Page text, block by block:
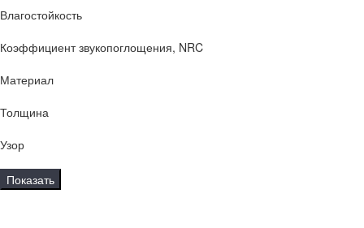
Влагостойкость
Коэффициент звукопоглощения, NRC
Материал
Толщина
Узор
Показать